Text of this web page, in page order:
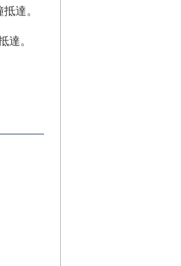
達。
達。